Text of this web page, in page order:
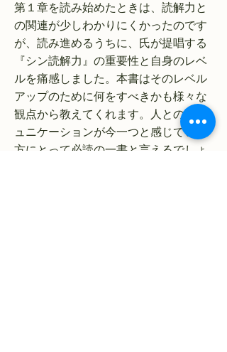
第１章を読み始めたときは、読解力と
の関連が少しわかりにくかったのです
が、読み進めるうちに、氏が提唱する
『シン読解力』の重要性と自身のレベ
ルを痛感しました。本書はそのレベル
アップのために何をすべきかも様々な
観点から教えてくれます。人とのコミ
ュニケーションが今一つと感じている
方にとって必読の一書と言えるでしょ